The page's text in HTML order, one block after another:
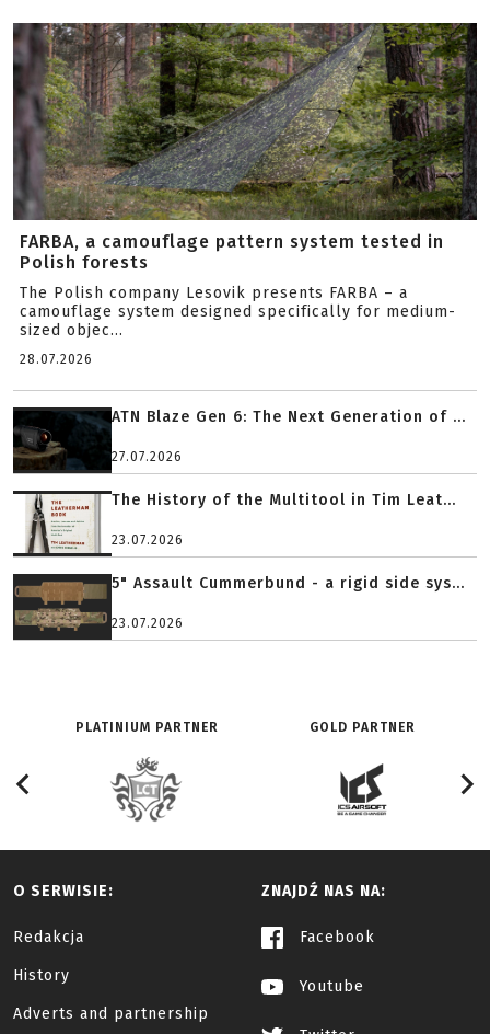
FARBA, a camouflage pattern system tested in
Polish forests
The Polish company Lesovik presents FARBA – a
camouflage system designed specifically for medium-
sized objec...
28.07.2026
ATN Blaze Gen 6: The Next Generation of ...
27.07.2026
The History of the Multitool in Tim Leat...
23.07.2026
5" Assault Cummerbund - a rigid side sys...
23.07.2026
PLATINIUM PARTNER GOLD PARTNER
O SERWISIE:
Redakcja
History
Adverts and partnership
ZNAJDŹ NAS NA:
Facebook
Youtube